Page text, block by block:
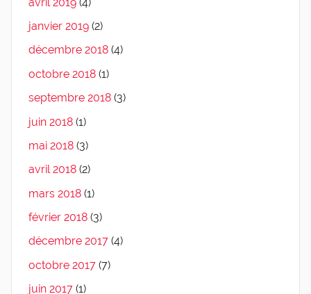
janvier 2019 (2)
décembre 2018 (4)
octobre 2018 (1)
septembre 2018 (3)
juin 2018 (1)
mai 2018 (3)
avril 2018 (2)
mars 2018 (1)
février 2018 (3)
décembre 2017 (4)
octobre 2017 (7)
juin 2017 (1)